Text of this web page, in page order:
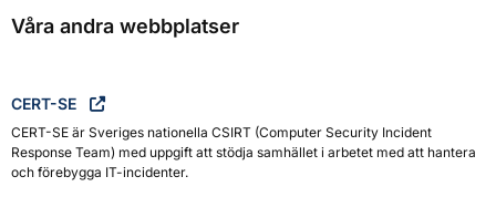
Våra andra webbplatser
CERT-SE
CERT-SE är Sveriges nationella CSIRT (Computer Security Incident
Response Team) med uppgift att stödja samhället i arbetet med att hantera
och förebygga IT-incidenter.